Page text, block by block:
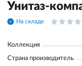
Унитаз-
На складе
Коллекция
Страна производитель